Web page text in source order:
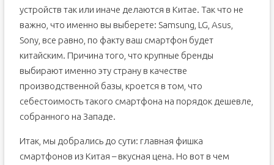
устройств так или иначе делаются в Китае. Так что не
важно, что именно вы выберете: Samsung, LG, Asus,
Sony, все равно, по факту ваш смартфон будет
китайским. Причина того, что крупные бренды
выбирают именно эту страну в качестве
производственной базы, кроется в том, что
себестоимость такого смартфона на порядок дешевле,
собранного на Западе.
Итак, мы добрались до сути: главная фишка
смартфонов из Китая – вкусная цена. Но вот в чем